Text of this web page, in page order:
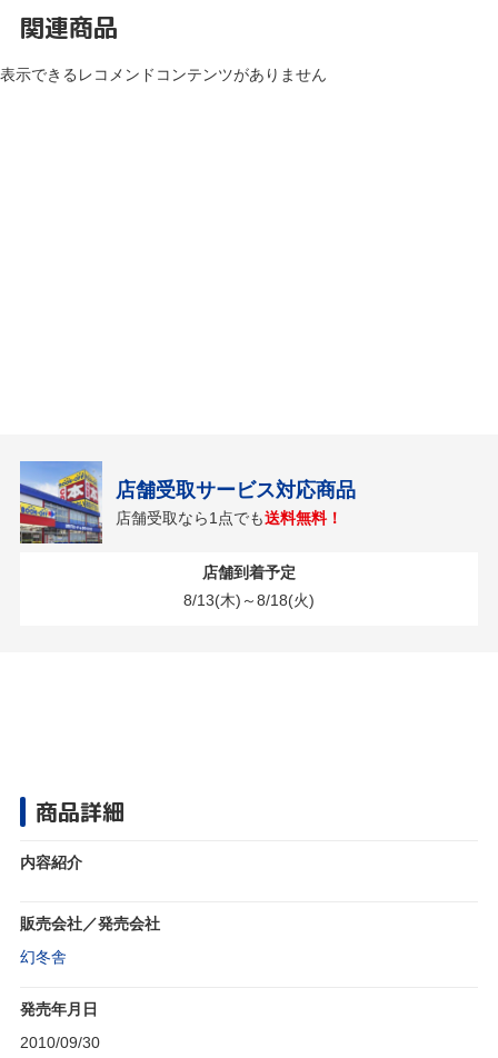
関連商品
表示できるレコメンドコンテンツがありません
店舗受取サービス対応商品
店舗受取なら1点でも送料無料！
店舗到着予定
8/13(木)～8/18(火)
商品詳細
内容紹介
販売会社／発売会社
幻冬舎
発売年月日
2010/09/30